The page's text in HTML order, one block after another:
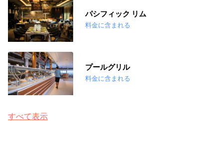
パシフィック リム
料金に含まれる
プールグリル
料金に含まれる
すべて表示